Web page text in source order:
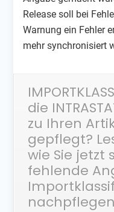
Release soll bei
Warnung ein Fehler
mehr synchronisiert
die
zu Ihren
gepflegt?
wie Sie jetzt
fehlende